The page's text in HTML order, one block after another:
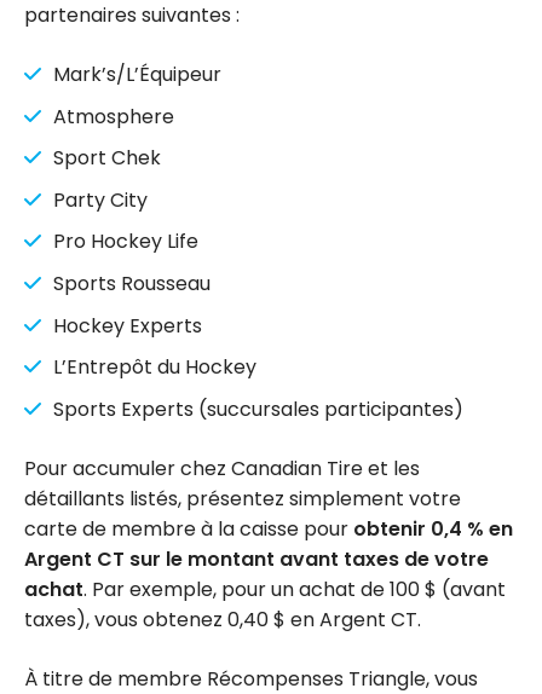
partenaires suivantes :
Mark’s/L’Équipeur
Atmosphere
Sport Chek
Party City
Pro Hockey Life
Sports Rousseau
Hockey Experts
L’Entrepôt du Hockey
Sports Experts (succursales participantes)
Pour accumuler chez Canadian Tire et les
détaillants listés, présentez simplement votre
carte de membre à la caisse pour obtenir 0,4 % en
Argent CT sur le montant avant taxes de votre
achat. Par exemple, pour un achat de 100 $ (avant
taxes), vous obtenez 0,40 $ en Argent CT.
À titre de membre Récompenses Triangle, vous